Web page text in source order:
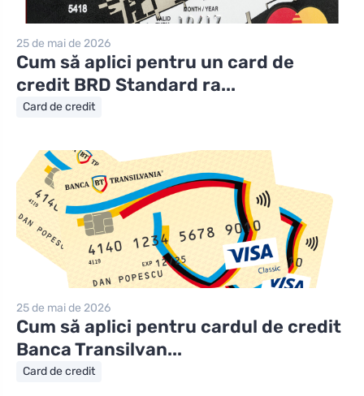
25 de mai de 2026
Cum să aplici pentru un card de
credit BRD Standard ra...
Card de credit
25 de mai de 2026
Cum să aplici pentru cardul de credit
Banca Transilvan...
Card de credit